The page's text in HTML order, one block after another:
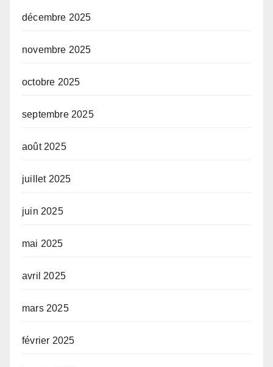
décembre 2025
novembre 2025
octobre 2025
septembre 2025
août 2025
juillet 2025
juin 2025
mai 2025
avril 2025
mars 2025
février 2025